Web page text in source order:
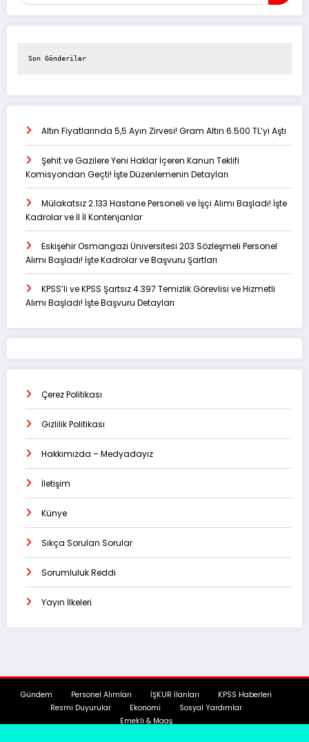
Son Gönderiler
Altın Fiyatlarında 5,5 Ayın Zirvesi! Gram Altın 6.500 TL’yi Aştı
Şehit ve Gazilere Yeni Haklar İçeren Kanun Teklifi
Komisyondan Geçti! İşte Düzenlemenin Detayları
Mülakatsız 2.133 Hastane Personeli ve İşçi Alımı Başladı! İşte
Kadrolar ve İl İl Kontenjanlar
Eskişehir Osmangazi Üniversitesi 203 Sözleşmeli Personel
Alımı Başladı! İşte Kadrolar ve Başvuru Şartları
KPSS’li ve KPSS Şartsız 4.397 Temizlik Görevlisi ve Hizmetli
Alımı Başladı! İşte Başvuru Detayları
Çerez Politikası
Gizlilik Politikası
Hakkımızda – Medyadayız
İletişim
Künye
Sıkça Sorulan Sorular
Sorumluluk Reddi
Yayın İlkeleri
Gündem Personel Alımları İŞKUR İlanları
KPSS Haberleri
Resmi Duyurular
Ekonomi
Sosyal Yardımlar
Emekli & Maaş